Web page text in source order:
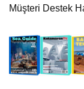
Müşteri Destek